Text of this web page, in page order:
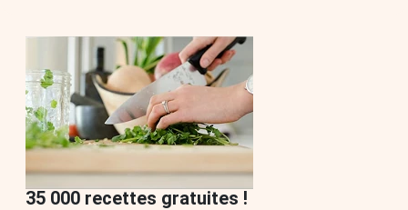
35 000 recettes gratuites !